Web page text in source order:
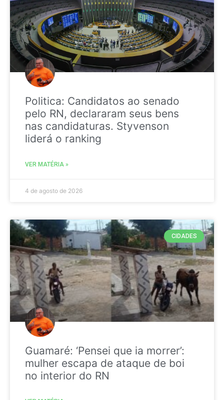
Politica: Candidatos ao senado
pelo RN, declararam seus bens
nas candidaturas. Styvenson
liderá o ranking
VER MATÉRIA »
4 de agosto de 2026
CIDADES
Guamaré: ‘Pensei que ia morrer’:
mulher escapa de ataque de boi
no interior do RN